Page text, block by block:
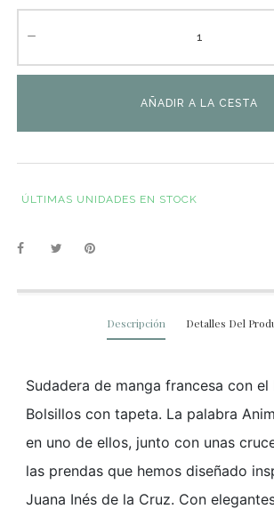
AÑADIR A LA CESTA
ÚLTIMAS UNIDADES EN STOCK
Descripción Detalles Del
Sudadera de manga francesa con
Bolsillos con tapeta. La palabra
en uno de ellos, junto con unas
las prendas que hemos diseñado
Juana Inés de la Cruz. Con